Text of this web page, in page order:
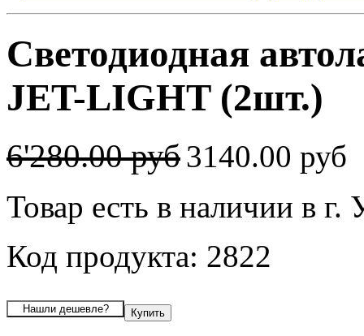
Светодиодная
JET-LIGHT (2шт.)
6'280.00 руб3140.00 руб
Товар есть в наличии в г.
Код продукта: 2822